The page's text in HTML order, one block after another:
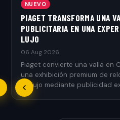
NUEVO
PIAGET TRANSFORMA UNA
PUBLICITARIA EN UNA
LUJO
06 Aug 2026
Piaget convierte una valla en
una exhibición premium de
de lujo mediante publicidad